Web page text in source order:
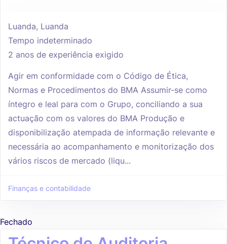
Luanda, Luanda
Tempo indeterminado
2 anos de experiência exigido
Agir em conformidade com o Código de Ética,
Normas e Procedimentos do BMA Assumir-se como
íntegro e leal para com o Grupo, conciliando a sua
actuação com os valores do BMA Produção e
disponibilização atempada de informação relevante e
necessária ao acompanhamento e monitorização dos
vários riscos de mercado (liqu...
Finanças e contabilidade
Fechado